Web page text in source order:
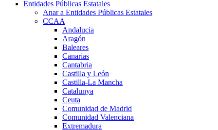
Entidades Públicas Estatales
Anar a Entidades Públicas Estatales
CCAA
Andalucía
Aragón
Baleares
Canarias
Cantabria
Castilla y León
Castilla-La Mancha
Catalunya
Ceuta
Comunidad de Madrid
Comunidad Valenciana
Extremadura